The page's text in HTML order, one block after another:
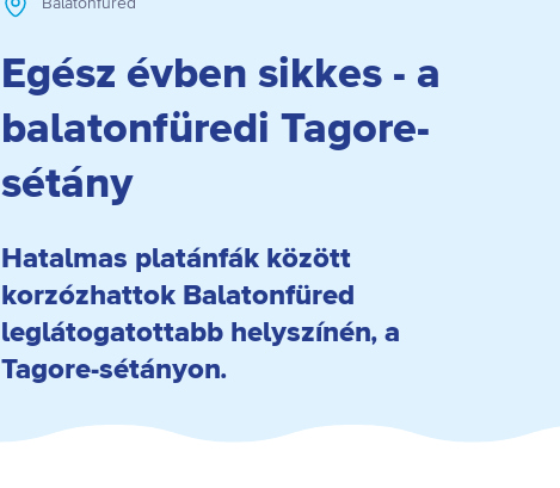
Egész évben sikkes - a
balatonfüredi Tagore-
sétány
Hatalmas platánfák között
korzózhattok Balatonfüred
leglátogatottabb helyszínén, a
Tagore-sétányon.